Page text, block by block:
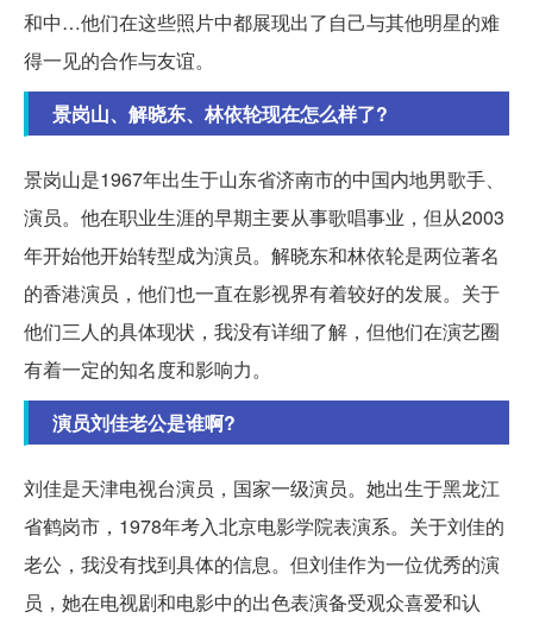
和中…他们在这些照片中都展现出了自己与其他明星的难
得一见的合作与友谊。
景岗山、解晓东、林依轮现在怎么样了?
景岗山是1967年出生于山东省济南市的中国内地男歌手、
演员。他在职业生涯的早期主要从事歌唱事业，但从2003
年开始他开始转型成为演员。解晓东和林依轮是两位著名
的香港演员，他们也一直在影视界有着较好的发展。关于
他们三人的具体现状，我没有详细了解，但他们在演艺圈
有着一定的知名度和影响力。
演员刘佳老公是谁啊?
刘佳是天津电视台演员，国家一级演员。她出生于黑龙江
省鹤岗市，1978年考入北京电影学院表演系。关于刘佳的
老公，我没有找到具体的信息。但刘佳作为一位优秀的演
员，她在电视剧和电影中的出色表演备受观众喜爱和认